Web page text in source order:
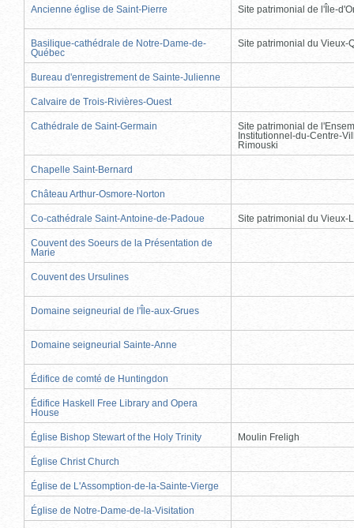
Ancienne église de Saint-Pierre Site patrimonial de l'Île-
Basilique-cathédrale de Notre-Dame-de-
Québec
Site patrimonial du Vieux-
Bureau d'enregistrement de Sainte-Julienne
Calvaire de Trois-Rivières-Ouest
Cathédrale de Saint-Germain
Site patrimonial de
Institutionnel-du-Centre-
Rimouski
Chapelle Saint-Bernard
Château Arthur-Osmore-Norton
Co-cathédrale Saint-Antoine-de-Padoue Site patrimonial du Vieux-
Couvent des Soeurs de la Présentation de
Marie
Couvent des Ursulines
Domaine seigneurial de l'Île-aux-Grues
Domaine seigneurial Sainte-Anne
Édifice de comté de Huntingdon
Édifice Haskell Free Library and Opera
House
Église Bishop Stewart of the Holy Trinity Moulin Freligh
Église Christ Church
Église de L'Assomption-de-la-Sainte-Vierge
Église de Notre-Dame-de-la-Visitation